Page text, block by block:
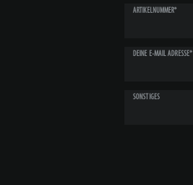
ARTIKELNUMMER*
DEINE E-MAIL ADRESSE*
SONSTIGES